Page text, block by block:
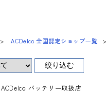
ACDelco 全国認定ショップ一覧
ACDelco バッテリー取扱店